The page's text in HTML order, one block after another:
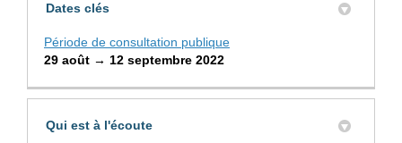
Dates clés
Période de consultation publique
29 août → 12 septembre 2022
Qui est à l'écoute